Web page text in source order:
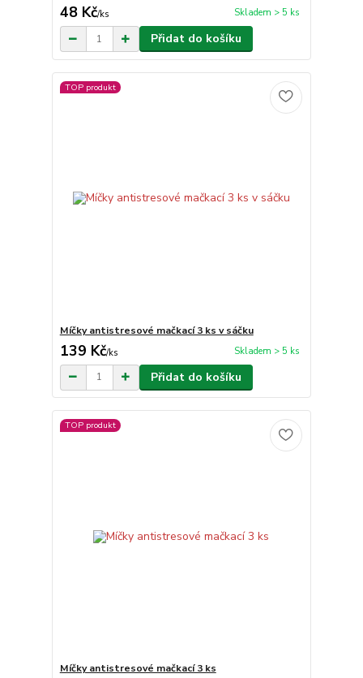
48 Kč/ks Skladem > 5 ks
Přidat do košíku
TOP produkt
Míčky antistresové mačkací 3 ks v sáčku
139 Kč/ks Skladem > 5 ks
Přidat do košíku
TOP produkt
Míčky antistresové mačkací 3 ks